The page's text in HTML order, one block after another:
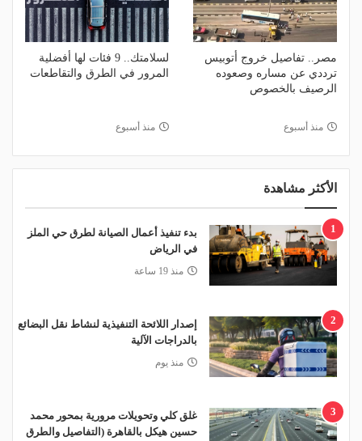
مصر.. تفاصيل خروج أتوبيس
ترددي عن مساره وصعوده
الرصيف بالخصوص
منذ أسبوع
لسلامتك.. 9 فئات لها أفضلية
المرور في الطرق والتقاطعات
منذ أسبوع
الأكثر مشاهدة
1
بدء تنفيذ أعمال الصيانة لطرق حي الملز
في الرياض
منذ 19 ساعة
2
إصدار اللائحة التنفيذية لنشاط نقل البضائع
بالدراجات الآلية
منذ يوم
3
غلق كلي وتحويلات مرورية بمحور محمد
حسين هيكل بالقاهرة (التفاصيل والطرق